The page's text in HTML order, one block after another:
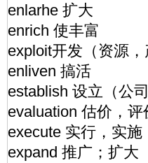
enlarhe 扩大
enrich 使丰富
exploit开发（资
enliven 搞活
establish 设立（公
evaluation 估价，评
execute 实行，实施
expand 推广；扩大